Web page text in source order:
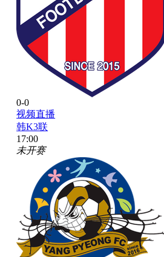
0-0
视频直播
韩K3联
17:00
未开赛